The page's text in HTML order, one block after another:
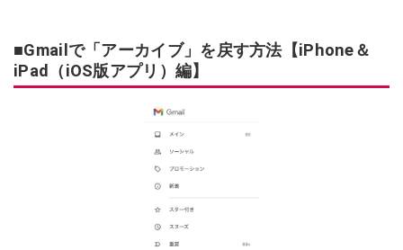
■Gmailで「アーカイブ」を戻す方法【iPhone＆
iPad（iOS版アプリ）編】